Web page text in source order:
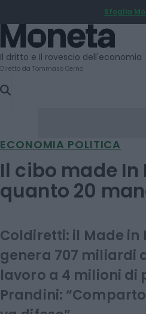
TO
CONTENT
Sfoglia
Moneta
Il dritto e il rovescio dell'economia
Diretto da Tommaso Cerno
ECONOMIA POLITICA
Il cibo made
quanto 20
Coldiretti: il Made
genera 707 miliardi
lavoro a 4 milioni di
Prandini: